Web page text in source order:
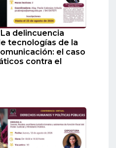
delincuencia
tecnologías de la
el caso
contra el